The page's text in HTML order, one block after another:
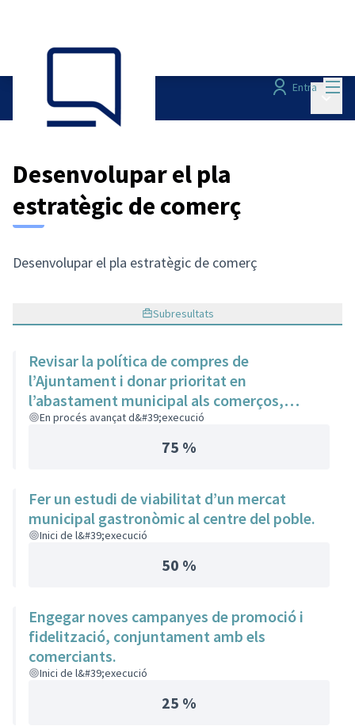
Entra
Seguiment/
Desenvolupar el pla
estratègic de comerç
Desenvolupar el pla estratègic de comerç
Subresultats
Revisar la política de compres de
l’Ajuntament i donar prioritat en
l’abastament municipal als comerços,
serveis i productors locals.
En procés avançat d&#39;execució
75 %
Fer un estudi de viabilitat d’un mercat
municipal gastronòmic al centre del poble.
Inici de l&#39;execució
50 %
Engegar noves campanyes de promoció i
fidelització, conjuntament amb els
comerciants.
Inici de l&#39;execució
25 %